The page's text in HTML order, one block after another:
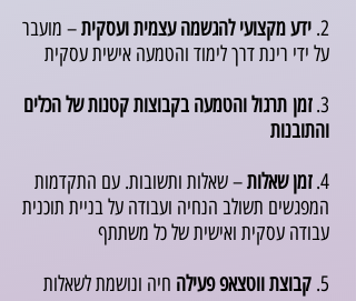
2. ידע מקצועי להגשמה עצמית ועסקית– מועבר
על ידי רינת דרך לימוד והטמעה אישית עסקית
3. זמן תרגול והטמעה בקבוצות קטנות של הכלים
והתובנות
4. זמן שאלות–שאלות ותשובות. עם התקדמות
המפגשים תשולב הנחיה ועבודה על בניית תוכנית
עבודה עסקית ואישית של כל משתתף
5. קבוצת ווטצאפ פעילה חיה ונושמת לשאלות